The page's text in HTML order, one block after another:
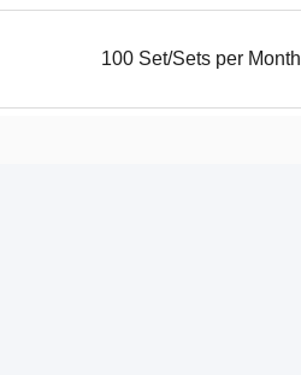
100 Set/Sets per Month